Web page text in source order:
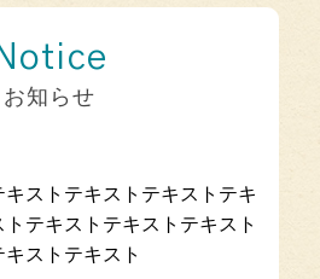
お知らせ
ストテキストテキストテキ
テキストテキストテキスト
ストテキスト